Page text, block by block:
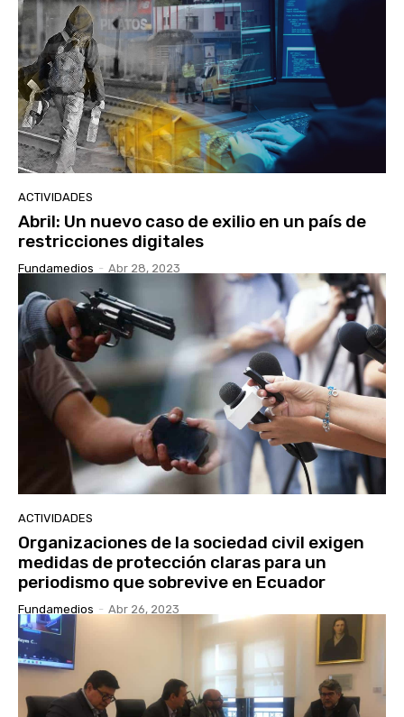
ACTIVIDADES
Abril: Un nuevo caso de exilio en un país de
restricciones digitales
Fundamedios - Abr 28, 2023
ACTIVIDADES
Organizaciones de la sociedad civil exigen
medidas de protección claras para un
periodismo que sobrevive en Ecuador
Fundamedios - Abr 26, 2023